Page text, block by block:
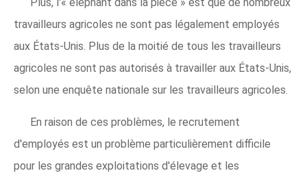
travailleurs agricoles ne sont pas légalement employés
aux États-Unis. Plus de la moitié de tous les travailleurs
agricoles ne sont pas autorisés à travailler aux États-Unis,
selon une enquête nationale sur les travailleurs agricoles.
En raison de ces problèmes, le recrutement
d'employés est un problème particulièrement difficile
pour les grandes exploitations d'élevage et les